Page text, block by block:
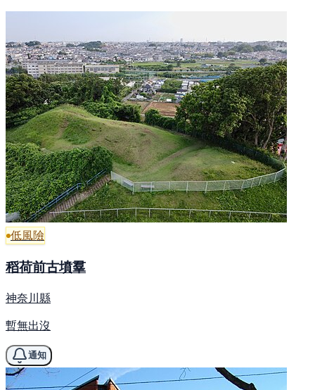
低風險
稻荷前古墳羣
神奈川縣
暫無出沒
通知